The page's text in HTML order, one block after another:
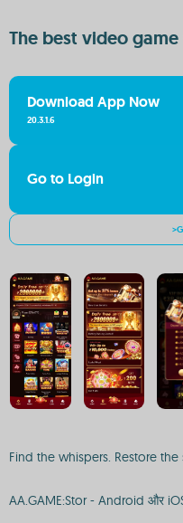
The best video
Download App Now
20.3.1.6
Go to Login
Find the whispers. Restore
AA.GAME:Stor - Android और iOS